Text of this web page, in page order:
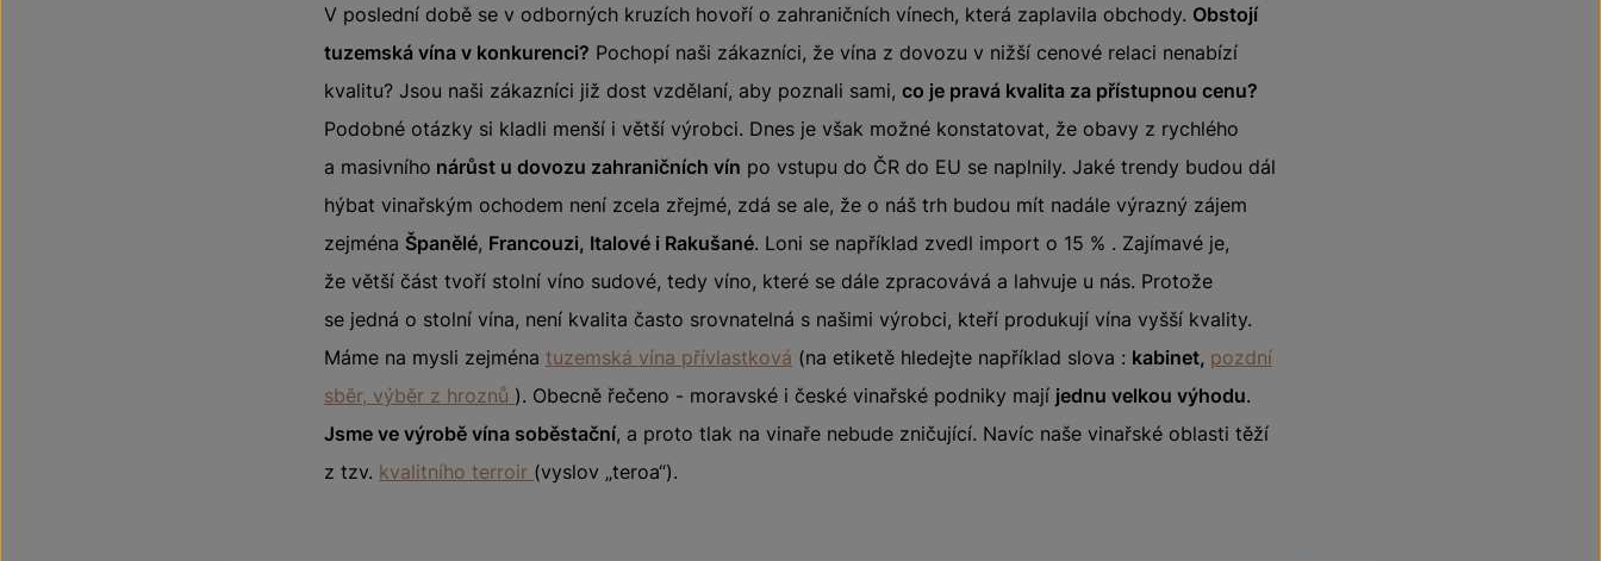
V poslední době se v odborných kruzích hovoří o zahraničních vínech, která zaplavila obchody. Obstojí
tuzemská vína v konkurenci? Pochopí naši zákazníci, že vína z dovozu v nižší cenové relaci nenabízí
kvalitu? Jsou naši zákazníci již dost vzdělaní, aby poznali sami, co je pravá kvalita za přístupnou cenu?
Podobné otázky si kladli menší i větší výrobci. Dnes je však možné konstatovat, že obavy z rychlého
a masivního nárůst u dovozu zahraničních vín po vstupu do ČR do EU se naplnily. Jaké trendy budou dál
hýbat vinařským ochodem není zcela zřejmé, zdá se ale, že o náš trh budou mít nadále výrazný zájem
zejména Španělé, Francouzi, Italové i Rakušané. Loni se například zvedl import o 15 % . Zajímavé je,
že větší část tvoří stolní víno sudové, tedy víno, které se dále zpracovává a lahvuje u nás. Protože
se jedná o stolní vína, není kvalita často srovnatelná s našimi výrobci, kteří produkují vína vyšší kvality.
Máme na mysli zejména tuzemská vína přívlastková (na etiketě hledejte například slova : kabinet, pozdní
sběr, výběr z hroznů ). Obecně řečeno - moravské i české vinařské podniky mají jednu velkou výhodu.
Jsme ve výrobě vína soběstační, a proto tlak na vinaře nebude zničující. Navíc naše vinařské oblasti těží
z tzv. kvalitního terroir (vyslov „teroa“).